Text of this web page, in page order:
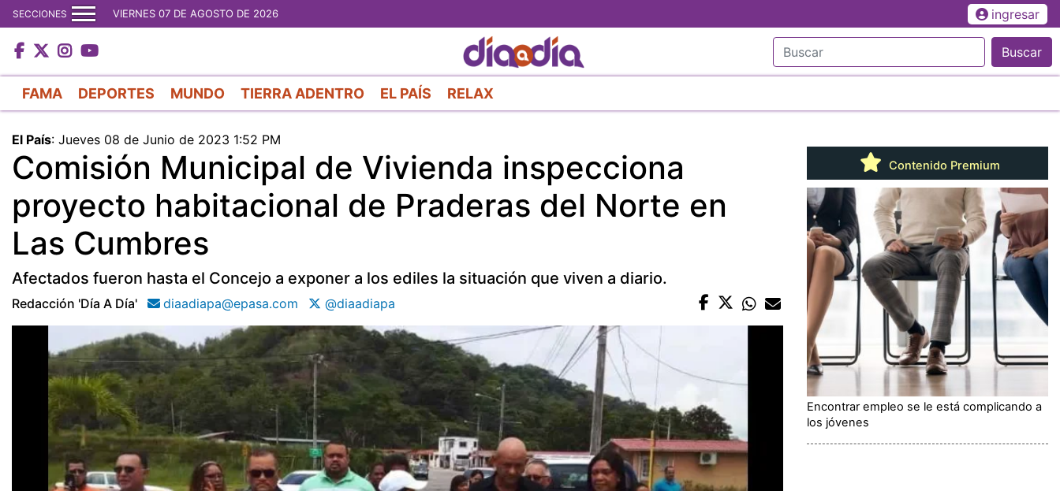
al
contenido
principal
SECCIONES VIERNES 07 DE AGOSTO DE 2026 ingresar
Buscar
FAMA DEPORTES MUNDO TIERRA ADENTRO EL PAÍS RELAX
El País: Jueves 08 de Junio de 2023 1:52 PM
Comisión Municipal de Vivienda inspecciona
proyecto habitacional de Praderas del Norte en
Las Cumbres
Afectados fueron hasta el Concejo a exponer a los ediles la situación que viven a diario.
Redacción 'día A Día' diaadiapa@epasa.com @diaadiapa
Contenido Premium
Encontrar empleo se le está complicando a
los jóvenes